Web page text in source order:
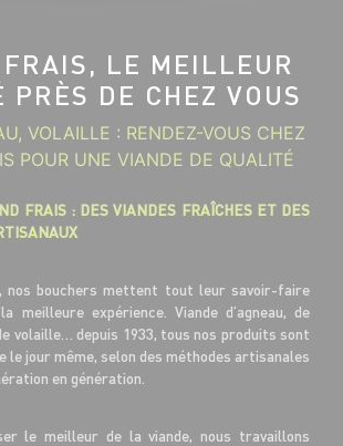
LE MEILLEUR
PRÈS DE CHEZ VOUS
VOLAILLE : RENDEZ-VOUS CHEZ
POUR UNE VIANDE DE QUALITÉ
FRAIS : DES VIANDES FRAÎCHES ET DES
nos bouchers mettent tout leur savoir-faire
meilleure expérience. Viande d’agneau, de
volaille… depuis 1933, tous nos produits sont
le jour même, selon des méthodes artisanales
en génération.
le meilleur de la viande, nous travaillons